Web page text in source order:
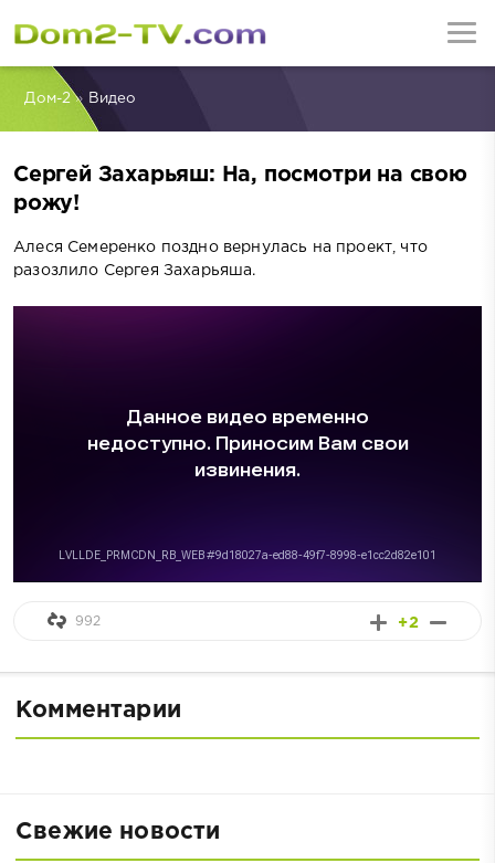
Дом-2» Видео
Сергей Захарьяш: На, посмотри на свою
рожу!
Алеся Семеренко поздно вернулась на проект, что
разозлило Сергея Захарьяша.
+2
992
Комментарии
Свежие новости